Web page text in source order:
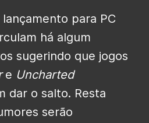
para PC
há algum
sugerindo que jogos
e Uncharted
dar o salto. Resta
serão